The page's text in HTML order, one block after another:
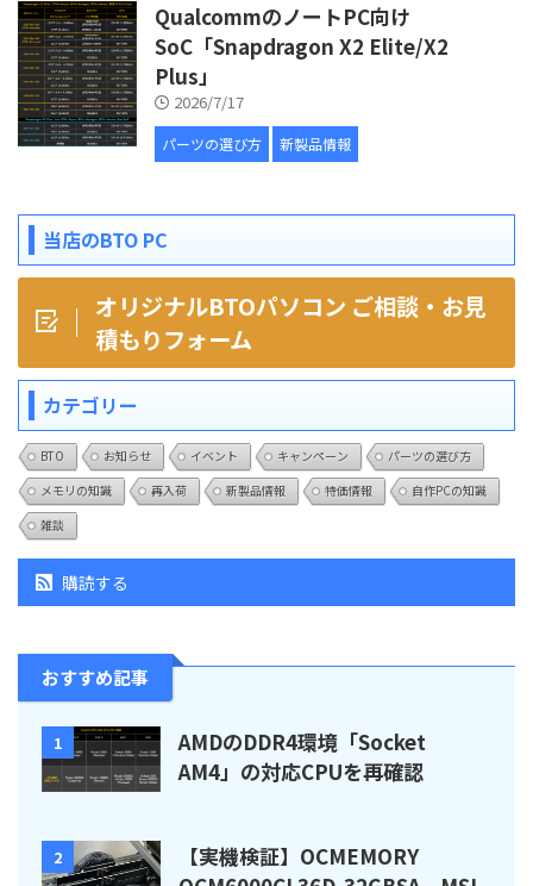
QualcommのノートPC向け
SoC「Snapdragon X2 Elite/X2
Plus」
2026/7/17
パーツの選び方 新製品情報
当店のBTO PC
オリジナルBTOパソコン ご相談・お見
積もりフォーム
カテゴリー
BTO お知らせ イベント キャンペーン
パーツの選び方
メモリの知識
再入荷 新製品情報 特価情報
自作PCの知識
雑談
購読する
おすすめ記事
1
AMDのDDR4環境「Socket
AM4」の対応CPUを再確認
2
【実機検証】OCMEMORY